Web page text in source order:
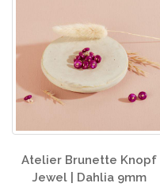
Atelier Brunette Knopf
Jewel | Dahlia 9mm